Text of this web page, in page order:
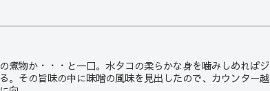
煮物か・・・と一口。水タコの柔らかな身を噛みしめればジ
。その旨味の中に味噌の風味を見出したので、カウンター越